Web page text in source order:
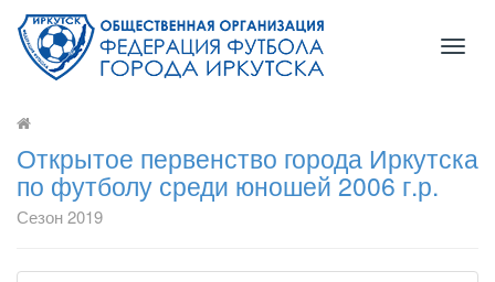
Открытое первенство города Иркутска
по футболу среди юношей 2006 г.р.
Сезон 2019